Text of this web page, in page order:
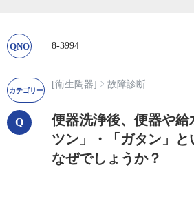
8-3994
[衛生陶器] 故障診断
便器洗浄後、便器や
ツン」・「ガタン」と
なぜでしょうか？